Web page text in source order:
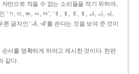
자만으로 적을 수 없는 소리들을 적기 위하여,
‘ㄲ, ㄸ, ㅃ, ㅆ, ㅉ’, ‘ㅐ, ㅒ, ㅔ, ㅖ, ㅘ, ㅚ, ㅝ,
글자인 ‘ㅙ, ㅞ’를 쓴다는 것을 보여 준 것이
순서를 명확하게 하려고 제시한 것이다. 한편
같다.